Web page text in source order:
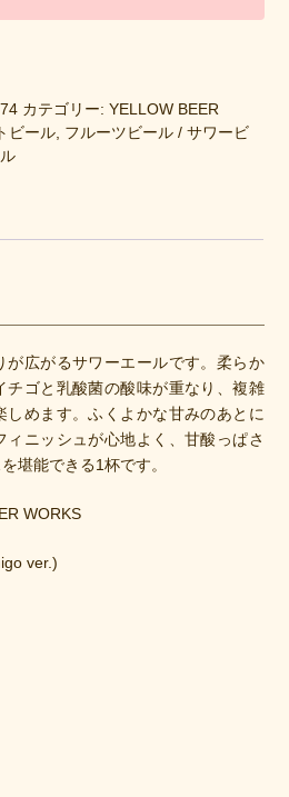
カテゴリー:YELLOW BEER
ビール フルーツビール / サワービ
が広がるサワーエールです。柔らか
チゴと乳酸菌の酸味が重なり、複雑
しめます。ふくよかな甘みのあとに
ニッシュが心地よく、甘酸っぱさ
堪能できる1杯です。
WORKS
ver.)